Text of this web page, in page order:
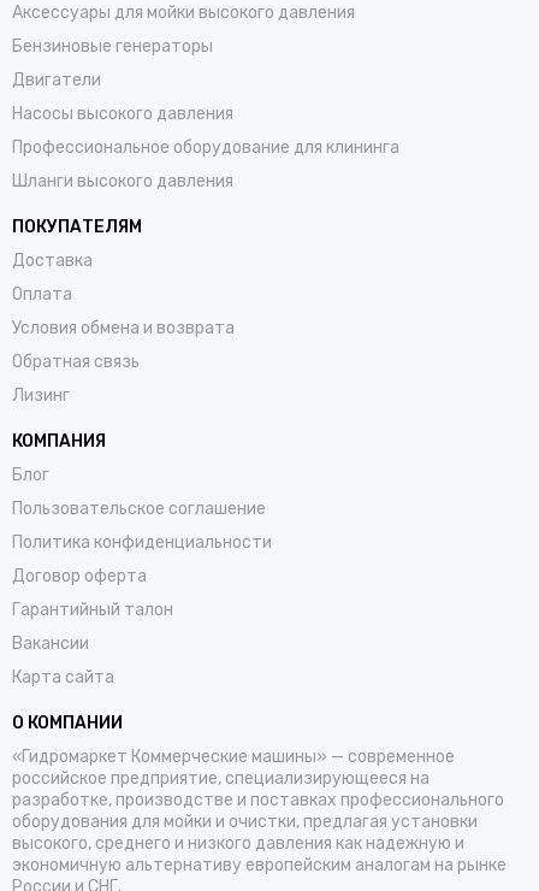
Аксессуары для мойки высокого давления
Бензиновые генераторы
Двигатели
Насосы высокого давления
Профессиональное оборудование для клининга
Шланги высокого давления
ПОКУПАТЕЛЯМ
Доставка
Оплата
Условия обмена и возврата
Обратная связь
Лизинг
КОМПАНИЯ
Блог
Пользовательское соглашение
Политика конфиденциальности
Договор оферта
Гарантийный талон
Вакансии
Карта сайта
О КОМПАНИИ
«Гидромаркет Коммерческие машины» — современное
российское предприятие, специализирующееся на
разработке, производстве и поставках профессионального
оборудования для мойки и очистки, предлагая установки
высокого, среднего и низкого давления как надежную и
экономичную альтернативу европейским аналогам на рынке
России и СНГ.